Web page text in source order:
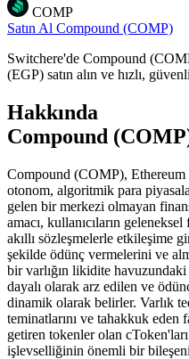
COMP
Satın Al Compound (COMP)
Switchere'de Compound
(EGP) satın alın ve hızlı,
Hakkında
Compound
Compound (COMP),
otonom, algoritmik para
gelen bir merkezi olmayan
amacı, kullanıcıların
akıllı sözleşmelerle etkileşime
şekilde ödünç vermelerini ve
bir varlığın likidite
dayalı olarak arz edilen ve
dinamik olarak belirler. Varlık
teminatlarını ve tahakkuk
getiren tokenler olan
işlevselliğinin önemli bir